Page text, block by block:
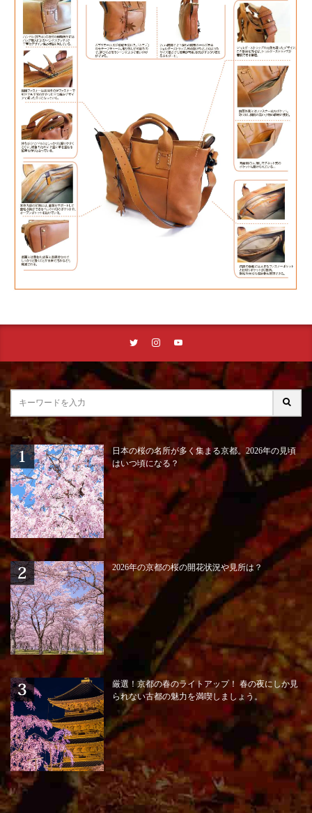
日本の桜の名所が多く集まる京都。2026年の見頃
はいつ頃になる？
2026年の京都の桜の開花状況や見所は？
厳選！京都の春のライトアップ！ 春の夜にしか見
られない古都の魅力を満喫しましょう。